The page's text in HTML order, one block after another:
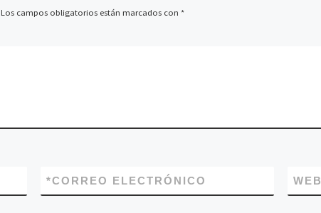
Los campos obligatorios están marcados con *
CORREO ELECTRÓNICO
*